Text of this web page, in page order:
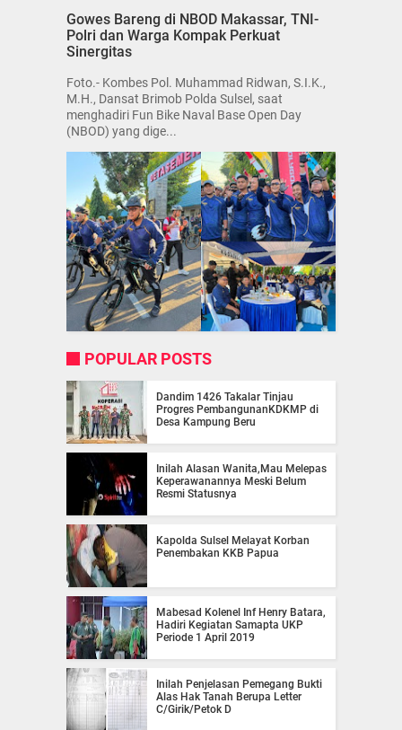
Gowes Bareng di NBOD Makassar, TNI-
Polri dan Warga Kompak Perkuat
Sinergitas
Foto.- Kombes Pol. Muhammad Ridwan, S.I.K.,
M.H., Dansat Brimob Polda Sulsel, saat
menghadiri Fun Bike Naval Base Open Day
(NBOD) yang dige...
POPULAR POSTS
Dandim 1426 Takalar Tinjau
Progres PembangunanKDKMP di
Desa Kampung Beru
Inilah Alasan Wanita,Mau Melepas
Keperawanannya Meski Belum
Resmi Statusnya
Kapolda Sulsel Melayat Korban
Penembakan KKB Papua
Mabesad Kolenel Inf Henry Batara,
Hadiri Kegiatan Samapta UKP
Periode 1 April 2019
Inilah Penjelasan Pemegang Bukti
Alas Hak Tanah Berupa Letter
C/Girik/Petok D